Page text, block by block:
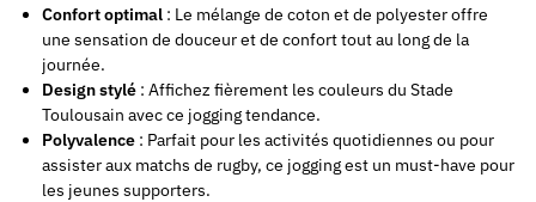
Confort optimal : Le mélange de coton et de polyester offre
une sensation de douceur et de confort tout au long de la
journée.
Design stylé : Affichez fièrement les couleurs du Stade
Toulousain avec ce jogging tendance.
Polyvalence : Parfait pour les activités quotidiennes ou pour
assister aux matchs de rugby, ce jogging est un must-have pour
les jeunes supporters.